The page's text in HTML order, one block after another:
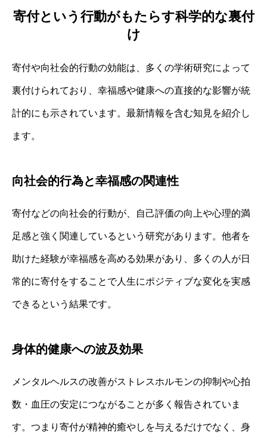
寄付という行動がもたらす科学的な裏付
け
寄付や向社会的行動の効能は、多くの学術研究によって
裏付けられており、幸福感や健康への直接的な影響が統
計的にも示されています。最新情報を含む知見を紹介し
ます。
向社会的行為と幸福感の関連性
寄付などの向社会的行動が、自己評価の向上や心理的満
足感と強く関連しているという研究があります。他者を
助けた経験が幸福感を高める効果があり、多くの人が日
常的に寄付をすることで人生にポジティブな変化を実感
できるという結果です。
身体的健康への波及効果
メンタルヘルスの改善がストレスホルモンの抑制や心拍
数・血圧の安定につながることが多く報告されていま
す。つまり寄付が精神的癒やしを与えるだけでなく、身